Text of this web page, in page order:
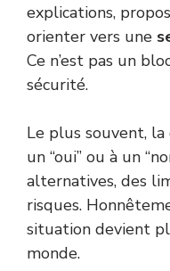
explications,
orienter vers une
Ce n’est pas un
sécurité.
Le plus souvent, la
un “oui” ou à un
alternatives, des
risques.
situation devient
monde.